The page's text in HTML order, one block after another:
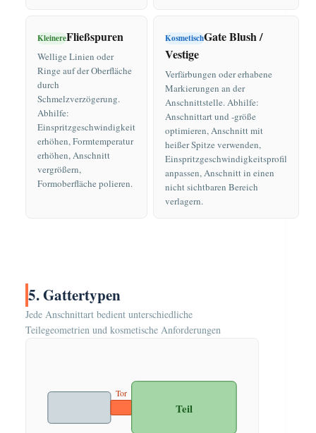
KleinereFließspuren
Wellige Linien oder
Ringe auf der Oberfläche
durch
Schmelzverzögerung.
Abhilfe:
Einspritzgeschwindigkeit
erhöhen, Formtemperatur
erhöhen, Anschnitt
vergrößern,
Formoberfläche polieren.
KosmetischGate Blush /
Vestige
Verfärbungen oder erhabene
Markierungen an der
Anschnittstelle. Abhilfe:
Anschnittart und -größe
optimieren, Anschnitt mit
heißer Spitze verwenden,
Einspritzgeschwindigkeitsprofil
anpassen, Anschnitt in einen
nicht sichtbaren Bereich
verlagern.
5. Gattertypen
Jede Anschnittart bedient unterschiedliche
Teilegeometrien und kosmetische Anforderungen
Teil
Tor